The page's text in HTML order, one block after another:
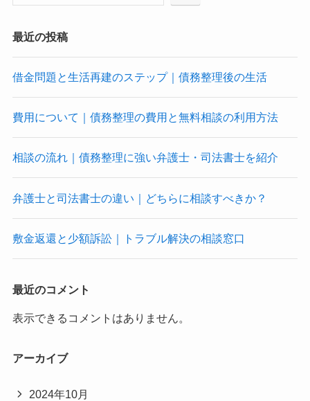
最近の投稿
借金問題と生活再建のステップ｜債務整理後の生活
費用について｜債務整理の費用と無料相談の利用方法
相談の流れ｜債務整理に強い弁護士・司法書士を紹介
弁護士と司法書士の違い｜どちらに相談すべきか？
敷金返還と少額訴訟｜トラブル解決の相談窓口
最近のコメント
表示できるコメントはありません。
アーカイブ
2024年10月